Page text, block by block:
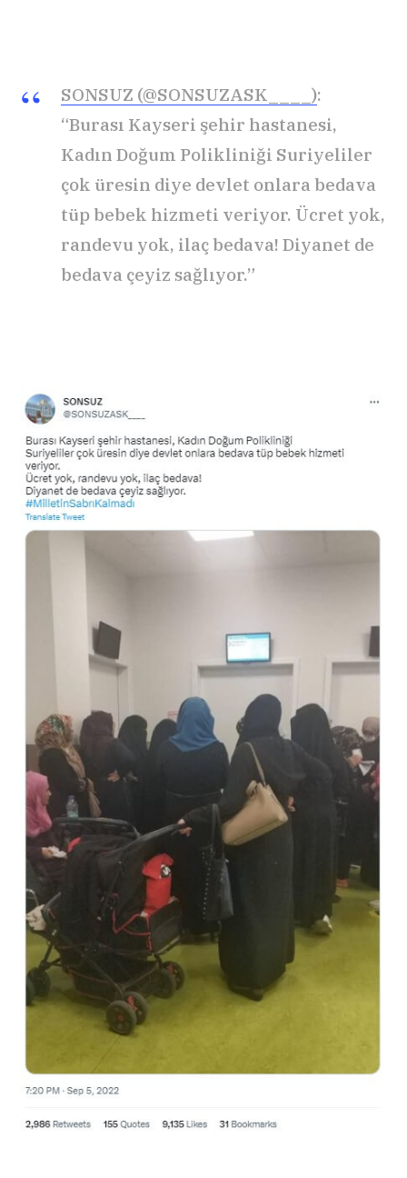
SONSUZ (@SONSUZASK____):
“Burası Kayseri şehir hastanesi,
Kadın Doğum Polikliniği Suriyeliler
çok üresin diye devlet onlara bedava
tüp bebek hizmeti veriyor. Ücret yok,
randevu yok, ilaç bedava! Diyanet de
bedava çeyiz sağlıyor.”